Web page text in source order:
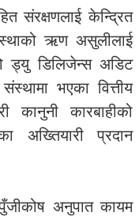
संरक्षणलाई केन्द्रित
ऋण असुलीलाई
ड्यु डिलिजेन्स अडिट
भएका वित्तीय
कारबाहीको
अख्तियारी प्रदान
अनुपात कायम